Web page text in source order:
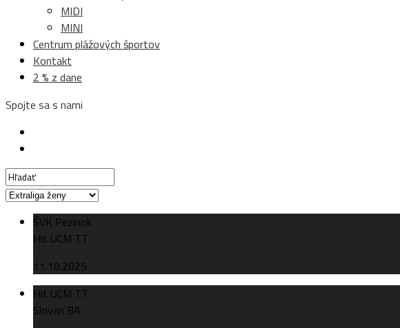
MIDI
MINI
Centrum plážových športov
Kontakt
2 % z dane
Spojte sa s nami
ŠVK Pezinok
Hit UCM TT
11.10.2025
Hit UCM TT
Slovan BA